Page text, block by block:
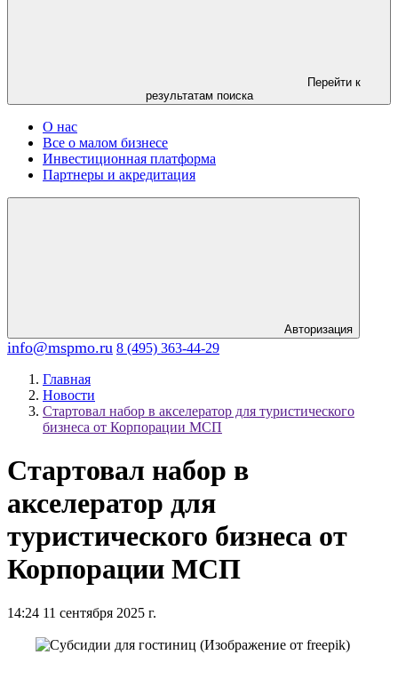
Перейти к
результатам поиска
О нас
Все о малом бизнесе
Инвестиционная платформа
Партнеры и акредитация
Авторизация
info@mspmo.ru 8 (495) 363-44-29
Главная
Новости
Стартовал набор в акселератор для туристического
бизнеса от Корпорации МСП
Стартовал набор в
акселератор для
туристического бизнеса от
Корпорации МСП
14:24 11 сентября 2025 г.